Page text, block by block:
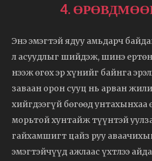
4.
Энэ эмэгтэй ядуу амьдарч
л асуудлыг шийдэж, шинэ
нээж өгөх эр хүнийг байнга
заваан орон сууц нь арван
хийгдээгүй бөгөөд унтахынхаа
морьтой хунтайж түүнтэй
гайхамшигт цайз руу
эмэгтэйчүүд ажлаас үхтлээ